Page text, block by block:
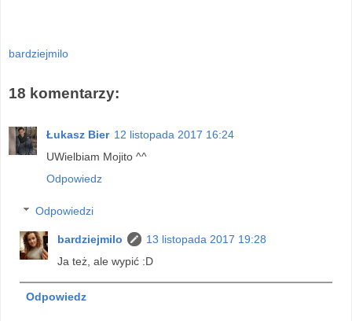
bardziejmilo
18 komentarzy:
Łukasz Bier 12 listopada 2017 16:24
UWielbiam Mojito ^^
Odpowiedz
Odpowiedzi
bardziejmilo
13 listopada 2017 19:28
Ja też, ale wypić :D
Odpowiedz